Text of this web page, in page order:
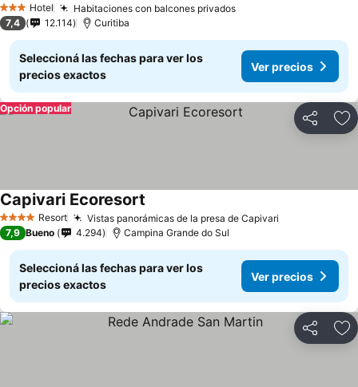
3 Estrellas
Hotel Habitaciones con balcones privados
7,4 12.114 Curitiba
Seleccioná las fechas para ver los
precios exactos
Ver precios
Compartir
Opción popular
4 EstrellasResort Vistas panorámicas de la presa de Capivari
Capivari Ecoresort
7,9 Bueno 4.294 Campina Grande do Sul
Seleccioná las fechas para ver los
precios exactos
Ver precios
Compartir